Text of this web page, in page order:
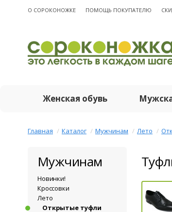
О CОРОКОНОЖКЕ ПОМОЩЬ ПОКУПАТЕЛЮ
Женская обувь
Главная Каталог Мужчинам Лето
Мужчинам
Новинки!
Кроссовки
Лето
Открытые туфли